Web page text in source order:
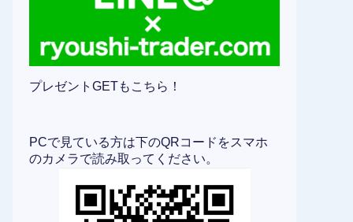
プレゼントGETもこちら！
PCで見ている方は下のQRコードをスマホ
のカメラで読み取ってください。